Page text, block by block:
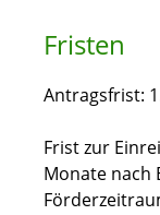
Fristen
Antragsfrist:
Frist zur
Monate nach